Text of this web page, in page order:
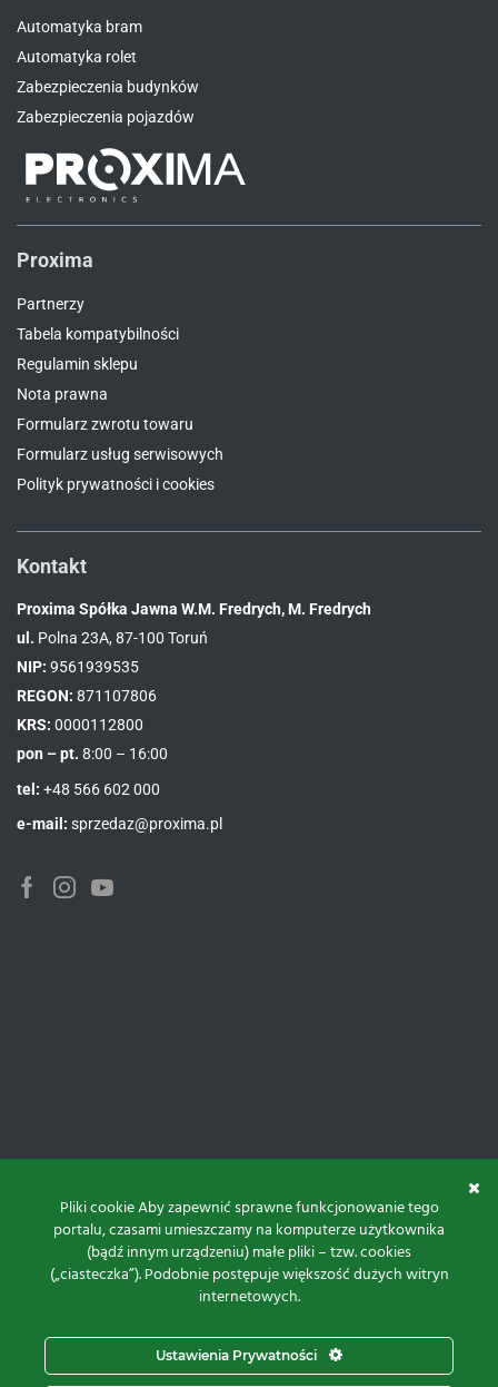
Automatyka bram
Automatyka rolet
Zabezpieczenia budynków
Zabezpieczenia pojazdów
Proxima
Partnerzy
Tabela kompatybilności
Regulamin sklepu
Nota prawna
Formularz zwrotu towaru
Formularz usług serwisowych
Polityk prywatności i cookies
Kontakt
Proxima Spółka Jawna W.M. Fredrych, M. Fredrych
ul. Polna 23A, 87-100 Toruń
NIP: 9561939535
REGON: 871107806
KRS: 0000112800
pon – pt. 8:00 – 16:00
tel: +48 566 602 000
e-mail: sprzedaz@proxima.pl
FacebookInstagramYoutube
Projekt i realizacja:
Pliki cookie Aby zapewnić sprawne funkcjonowanie tego
portalu, czasami umieszczamy na komputerze użytkownika
(bądź innym urządzeniu) małe pliki – tzw. cookies
(„ciasteczka”). Podobnie postępuje większość dużych witryn
internetowych.
Ustawienia Prywatności